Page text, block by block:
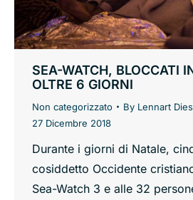
SEA-WATCH, BLOCCATI
OLTRE 6 GIORNI
Non categorizzato By Lennart
27 Dicembre 2018
Durante i giorni di Natale,
cosiddetto Occidente
Sea-Watch 3 e alle 32